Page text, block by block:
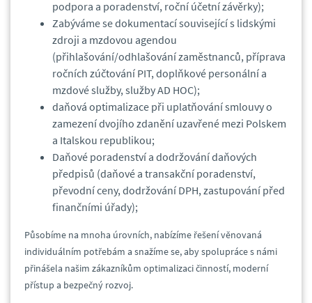
podpora a poradenství, roční účetní závěrky);
Zabýváme se dokumentací související s lidskými
zdroji a mzdovou agendou
(přihlašování/odhlašování zaměstnanců, příprava
ročních zúčtování PIT, doplňkové personální a
mzdové služby, služby AD HOC);
daňová optimalizace při uplatňování smlouvy o
zamezení dvojího zdanění uzavřené mezi Polskem
a Italskou republikou;
Daňové poradenství a dodržování daňových
předpisů (daňové a transakční poradenství,
převodní ceny, dodržování DPH, zastupování před
finančními úřady);
Působíme na mnoha úrovních, nabízíme řešení věnovaná
individuálním potřebám a snažíme se, aby spolupráce s námi
přinášela našim zákazníkům optimalizaci činností, moderní
přístup a bezpečný rozvoj.